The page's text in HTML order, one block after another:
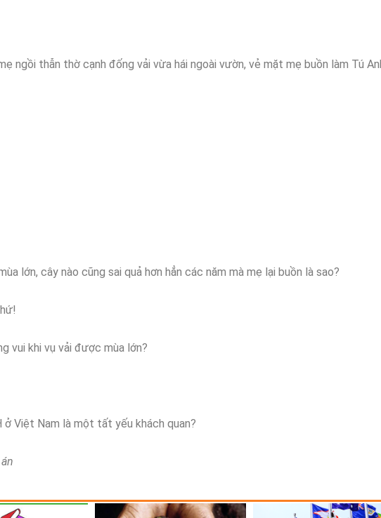
ngồi thẫn thờ cạnh đống vải vừa hái ngoài vườn, vẻ mặt mẹ buồn làm Tú
lớn, cây nào cũng sai quả hơn hẳn các năm mà mẹ lại buồn là sao?
vui khi vụ vải được mùa lớn?
Việt Nam là một tất yếu khách quan?